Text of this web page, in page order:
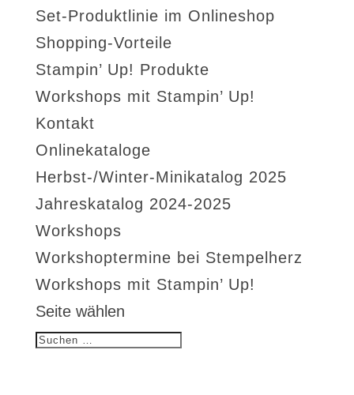
Set-Produktlinie im Onlineshop
Shopping-Vorteile
Stampin’ Up! Produkte
Workshops mit Stampin’ Up!
Kontakt
Onlinekataloge
Herbst-/Winter-Minikatalog 2025
Jahreskatalog 2024-2025
Workshops
Workshoptermine bei Stempelherz
Workshops mit Stampin’ Up!
Seite wählen